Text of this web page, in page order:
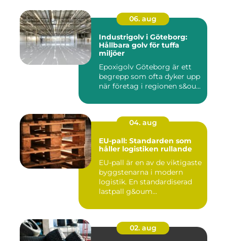
06. aug
Industrigolv i Göteborg:
Hållbara golv för tuffa
miljöer
Epoxigolv Göteborg är ett
begrepp som ofta dyker upp
när företag i regionen s&ou...
04. aug
EU-pall: Standarden som
håller logistiken rullande
EU-pall är en av de viktigaste
byggstenarna i modern
logistik. En standardiserad
lastpall g&oum...
02. aug